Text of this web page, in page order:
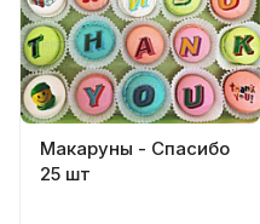
Макаруны - Спасибо
25 шт